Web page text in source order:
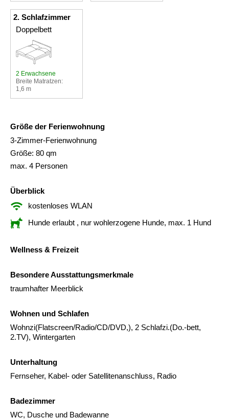
2. Schlafzimmer
Doppelbett
2 Erwachsene
Breite Matratzen:
1,6 m
Größe der Ferienwohnung
3-Zimmer-Ferienwohnung
Größe: 80 qm
max. 4 Personen
Überblick
kostenloses WLAN
Hunde erlaubt , nur wohlerzogene Hunde, max. 1 Hund
Wellness & Freizeit
Besondere Ausstattungsmerkmale
traumhafter Meerblick
Wohnen und Schlafen
Wohnzi(Flatscreen/Radio/CD/DVD,), 2 Schlafzi.(Do.-bett,
2.TV), Wintergarten
Unterhaltung
Fernseher, Kabel- oder Satellitenanschluss, Radio
Badezimmer
WC, Dusche und Badewanne